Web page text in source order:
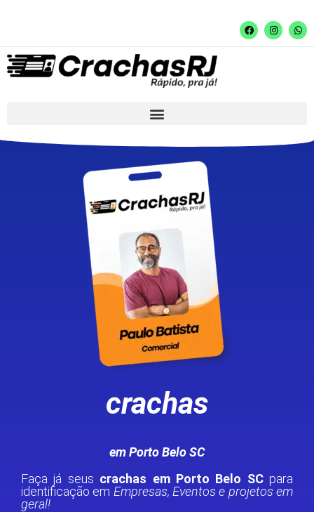
crachas
em Porto Belo SC
Faça já seus crachas em Porto Belo SCpara
identificação em Empresas, Eventos e projetos em
geral!